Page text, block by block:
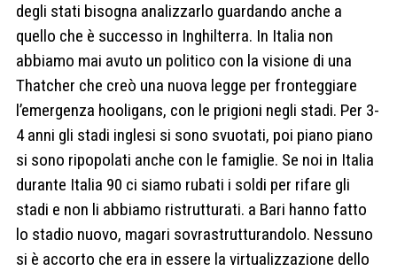
degli stati bisogna analizzarlo guardando anche a
quello che è successo in Inghilterra. In Italia non
abbiamo mai avuto un politico con la visione di una
Thatcher che creò una nuova legge per fronteggiare
l’emergenza hooligans, con le prigioni negli stadi. Per 3-
4 anni gli stadi inglesi si sono svuotati, poi piano piano
si sono ripopolati anche con le famiglie. Se noi in Italia
durante Italia 90 ci siamo rubati i soldi per rifare gli
stadi e non li abbiamo ristrutturati. a Bari hanno fatto
lo stadio nuovo, magari sovrastrutturandolo. Nessuno
si è accorto che era in essere la virtualizzazione dello